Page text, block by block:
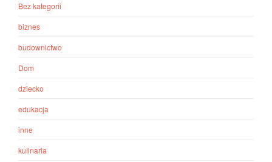
Bez kategorii
biznes
budownictwo
Dom
dziecko
edukacja
inne
kulinaria